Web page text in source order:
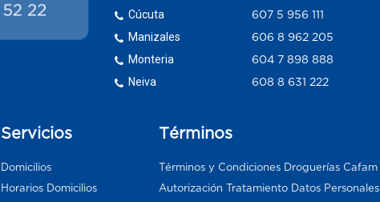
Cúcuta
Manizales
Monteria
Neiva
607 5 956 111
606 8 962 205
604 7 898 888
608 8 631 222
Servicios
Domicilios
Horarios Domicilios
Términos
Términos y Condiciones Droguerías Cafam
Autorización Tratamiento Datos Personales